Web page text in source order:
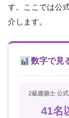
す。ここでは公
介します。
数字で見
2級建築士 公
41名